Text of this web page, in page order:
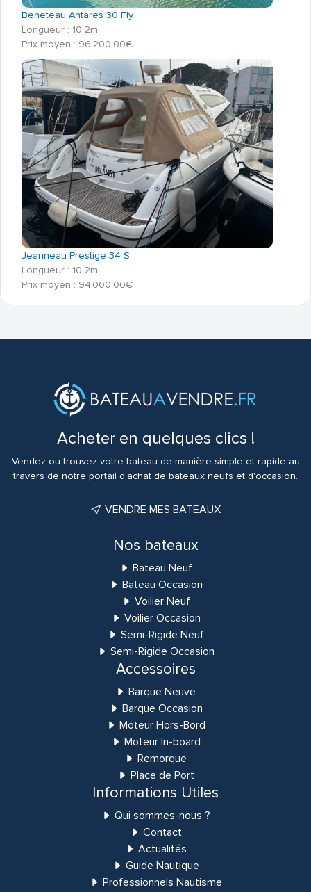
Beneteau Antares 30 Fly
Longueur : 10.2m
Prix moyen : 96 200,00€
Jeanneau Prestige 34 S
Longueur : 10.2m
Prix moyen : 94 000,00€
Acheter en quelques clics !
Vendez ou trouvez votre bateau de manière simple et rapide au
travers de notre portail d'achat de bateaux neufs et d'occasion.
VENDRE MES BATEAUX
Nos bateaux
Bateau Neuf
Bateau Occasion
Voilier Neuf
Voilier Occasion
Semi-Rigide Neuf
Semi-Rigide Occasion
Accessoires
Barque Neuve
Barque Occasion
Moteur Hors-Bord
Moteur In-board
Remorque
Place de Port
Informations Utiles
Qui sommes-nous ?
Contact
Actualités
Guide Nautique
Professionnels Nautisme